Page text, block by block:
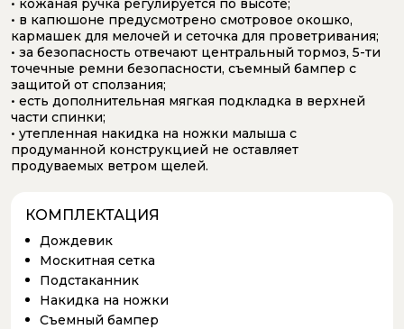
• в капюшоне предусмотрено смотровое окошко,
кармашек для мелочей и сеточка для проветривания;
• за безопасность отвечают центральный тормоз, 5-ти
точечные ремни безопасности, съемный бампер с
защитой от сползания;
• есть дополнительная мягкая подкладка в верхней
части спинки;
• утепленная накидка на ножки малыша с
продуманной конструкцией не оставляет
продуваемых ветром щелей.
КОМПЛЕКТАЦИЯ
Дождевик
Москитная сетка
Подстаканник
Накидка на ножки
Съемный бампер